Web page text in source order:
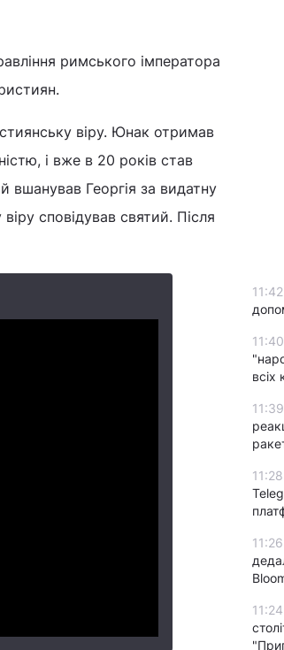
римського імператора
віру. Юнак отримав
і вже в 20 років став
вшанував Георгія за видатну
сповідував святий. Після
11:42
11:40
всіх
11:39
11:28
11:26
11:24